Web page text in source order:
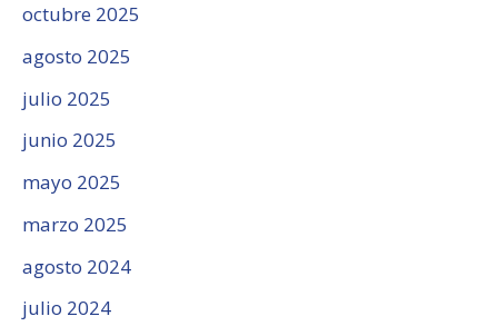
octubre 2025
agosto 2025
julio 2025
junio 2025
mayo 2025
marzo 2025
agosto 2024
julio 2024